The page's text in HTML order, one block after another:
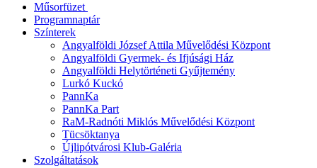
Műsorfüzet
Programnaptár
Színterek
Angyalföldi József Attila Művelődési Központ
Angyalföldi Gyermek- és Ifjúsági Ház
Angyalföldi Helytörténeti Gyűjtemény
Lurkó Kuckó
PannKa
PannKa Part
RaM-Radnóti Miklós Művelődési Központ
Tücsöktanya
Újlipótvárosi Klub-Galéria
Szolgáltatások